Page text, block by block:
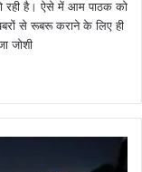
रही है। ऐसे में आम पाठक को
से रूबरू कराने के लिए ही
जोशी